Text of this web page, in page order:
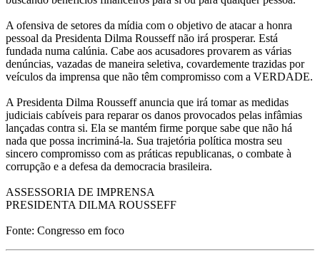
A ofensiva de setores da mídia com o objetivo de atacar a honra
pessoal da Presidenta Dilma Rousseff não irá prosperar. Está
fundada numa calúnia. Cabe aos acusadores provarem as várias
denúncias, vazadas de maneira seletiva, covardemente trazidas por
veículos da imprensa que não têm compromisso com a VERDADE.
A Presidenta Dilma Rousseff anuncia que irá tomar as medidas
judiciais cabíveis para reparar os danos provocados pelas infâmias
lançadas contra si. Ela se mantém firme porque sabe que não há
nada que possa incriminá-la. Sua trajetória política mostra seu
sincero compromisso com as práticas republicanas, o combate à
corrupção e a defesa da democracia brasileira.
ASSESSORIA DE IMPRENSA
PRESIDENTA DILMA ROUSSEFF
Fonte: Congresso em foco